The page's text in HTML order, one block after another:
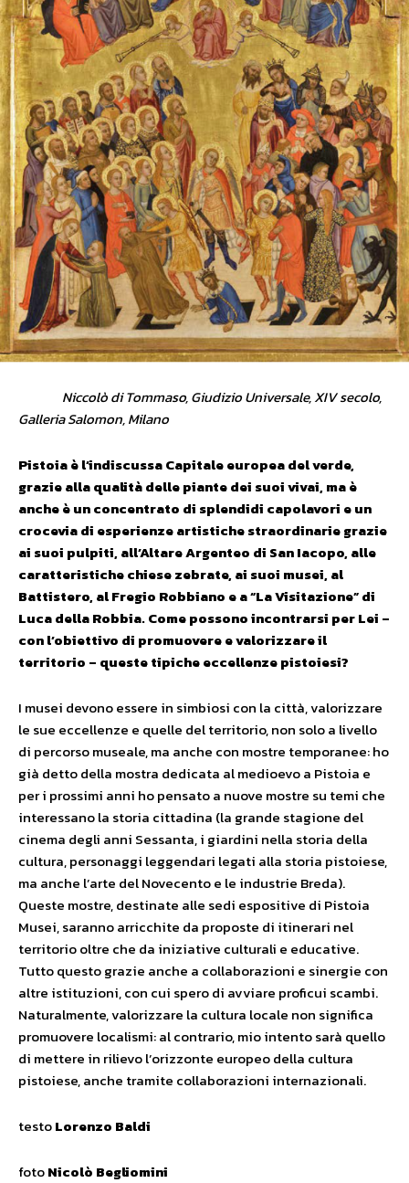
Niccolò di Tommaso, Giudizio Universale, XIV secolo,
Galleria Salomon, Milano
Pistoia è l’indiscussa Capitale europea del verde,
grazie alla qualità delle piante dei suoi vivai, ma è
anche è un concentrato di splendidi capolavori e un
crocevia di esperienze artistiche straordinarie grazie
ai suoi pulpiti, all’Altare Argenteo di San Iacopo, alle
caratteristiche chiese zebrate, ai suoi musei, al
Battistero, al Fregio Robbiano e a “La Visitazione” di
Luca della Robbia. Come possono incontrarsi per Lei –
con l’obiettivo di promuovere e valorizzare il
territorio – queste tipiche eccellenze pistoiesi?
I musei devono essere in simbiosi con la città, valorizzare
le sue eccellenze e quelle del territorio, non solo a livello
di percorso museale, ma anche con mostre temporanee: ho
già detto della mostra dedicata al medioevo a Pistoia e
per i prossimi anni ho pensato a nuove mostre su temi che
interessano la storia cittadina (la grande stagione del
cinema degli anni Sessanta, i giardini nella storia della
cultura, personaggi leggendari legati alla storia pistoiese,
ma anche l’arte del Novecento e le industrie Breda).
Queste mostre, destinate alle sedi espositive di Pistoia
Musei, saranno arricchite da proposte di itinerari nel
territorio oltre che da iniziative culturali e educative.
Tutto questo grazie anche a collaborazioni e sinergie con
altre istituzioni, con cui spero di avviare proficui scambi.
Naturalmente, valorizzare la cultura locale non significa
promuovere localismi: al contrario, mio intento sarà quello
di mettere in rilievo l’orizzonte europeo della cultura
pistoiese, anche tramite collaborazioni internazionali.
testoLorenzo Baldi
fotoNicolò Begliomini